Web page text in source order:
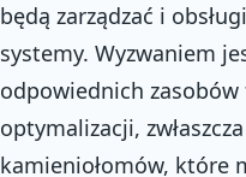
będą zarządzać i
systemy. Wyzwaniem
odpowiednich
optymalizacji,
kamieniołomów, które